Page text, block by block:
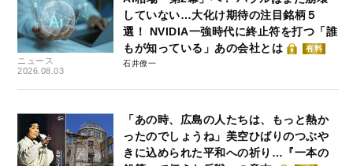
ニュース
2026.08.03
していない…大化け期待の注目銘柄５
選！ NVIDIA一強時代に終止符を打つ「誰
もが知っている」あの会社とは
有料
石井僚一
「あの時、広島の人たちは、もっと熱か
ったのでしょうね」美空ひばりのつぶや
きに込められた平和への祈り…『一本の